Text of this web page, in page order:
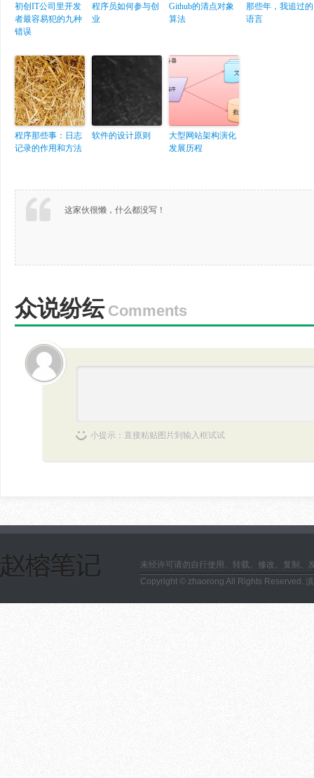
初创IT公司里开发
者最容易犯的九种
错误
程序员如何参与创
业
Github的清点对象
算法
那些年，我追过的
语言
程序那些事：日志
记录的作用和方法
软件的设计原则
大型网站架构演化
发展历程
这家伙很懒，什么都没写！
众说纷纭 Comments
小提示：直接粘贴图片到输入框试试
未经许可请勿自行使用、转载、修改、复制
Copyright © zhaorong All Rights Reserved.